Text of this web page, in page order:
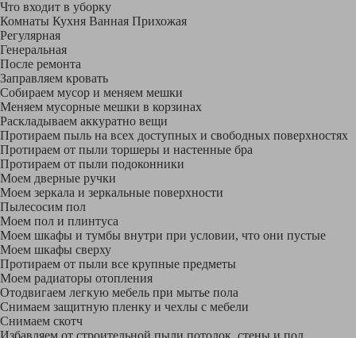
Что входит в уборку
Регу­лярная
Гене­ральная
После ремонта
Заправляем кровать
Собираем мусор и меняем мешки
Меняем мусорные мешки в корзинах
Раскладываем аккуратно вещи
Протираем пыль на всех доступных и свободных поверхностях
Протираем от пыли торшеры и настенные бра
Протираем от пыли подоконники
Моем дверные ручки
Моем зеркала и зеркальные поверхности
Пылесосим пол
Моем пол и плинтуса
Моем шкафы и тумбы внутри при условии, что они пустые
Моем шкафы сверху
Протираем от пыли все крупные предметы
Моем радиаторы отопления
Отодвигаем легкую мебель при мытье пола
Снимаем защитную пленку и чехлы с мебели
Снимаем скотч
Избавляем от строительной пыли потолок, стены и пол